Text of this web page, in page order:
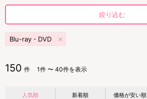
絞り込む
Blu-ray・DVD
150 件 1件 〜 40件を表示
人気順 新着順 価格が安い順